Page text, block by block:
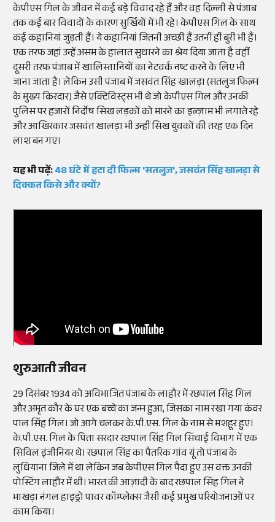
केपीएस गिल के जीवन में कई बड़े विवाद रहे हैं और वह दिल्ली से पंजाब
तक कई बार विवादों के कारण सुर्खियों में भी रहे। केपीएस गिल के साथ
कई कहानियां जुड़ती हैं। ये कहानियां जितनी अच्छी हैं उतनीं हीं बुरी भी हैं।
एक तरफ जहां उन्हें असम के हालात सुधारने का श्रेय दिया जाता है वहीं
दूसरी तरफ पंजाब में खालिस्तानियों का नेटवर्क नष्ट करने के लिए भी
जाना जाता है। लेकिन उसी पंजाब में जसवंत सिंह खालड़ा (सतलुज फिल्म
के मुख्य किरदार) जैसे एक्टिविस्ट्स भी थे जो केपीएस गिल और उनकी
पुलिस पर हजारों निर्दोष सिख लड़कों को मारने का इल्ज़ाम भी लगाते रहे
और आखिरकार जसवंत खालड़ा भी उन्हीं सिख युवकों की तरह एक दिन
लाश बन गए।
यह भी पढ़ें:48 घंटे में हटा दी फिल्म 'सतलुज', जसवंत सिंह खालड़ा से
दिक्कत किसे और क्यों?
शुरुआती जीवन
29 दिसंबर 1934 को अविभाजित पंजाब के लाहौर में रछपाल सिंह गिल
और अमृत कौर के घर एक बच्चे का जन्म हुआ, जिसका नाम रखा गया कंवर
पाल सिंह गिल। जो आगे चलकर के.पी.एस. गिल के नाम से मशहूर हुए।
के.पी.एस. गिल के पिता सरदार रछपाल सिंह गिल सिंचाई विभाग में एक
सिविल इंजीनियर थे। रछपाल सिंह का पैतरिक गांव यूं तो पंजाब के
लुधियाना जिले में था लेकिन जब केपीएस गिल पैदा हुए उस वक्त उनकी
पोस्टिंग लाहौर में थी। भारत की आज़ादी के बाद रछपाल सिंह गिल ने
भाखड़ा नंगल हाइड्रो पावर कॉम्प्लेक्स जैसी कई प्रमुख परियोजनाओं पर
काम किया।